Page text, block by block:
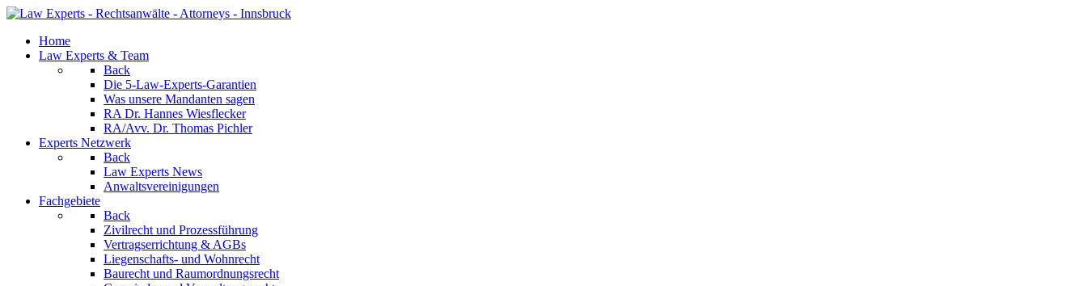
Home
Law Experts & Team
Back
Die 5-Law-Experts-Garantien
Was unsere Mandanten sagen
RA Dr. Hannes Wiesflecker
RA/Avv. Dr. Thomas Pichler
Experts Netzwerk
Back
Law Experts News
Anwaltsvereinigungen
Fachgebiete
Back
Zivilrecht und Prozessführung
Vertragserrichtung & AGBs
Liegenschafts- und Wohnrecht
Baurecht und Raumordnungsrecht